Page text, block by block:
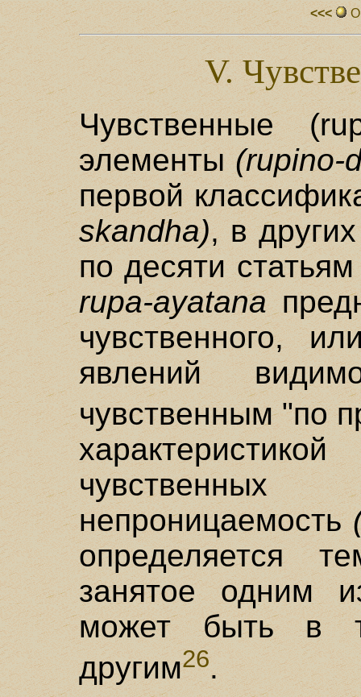
<<<
V.
Чувственные
элементы (rupino-
первой
skandha), в
по десяти
rupa-ayatana
чувственного,
явлений
чувственным "по
чувственных
непроницаемость
определяется
занятое одним
может быть в
другим26.